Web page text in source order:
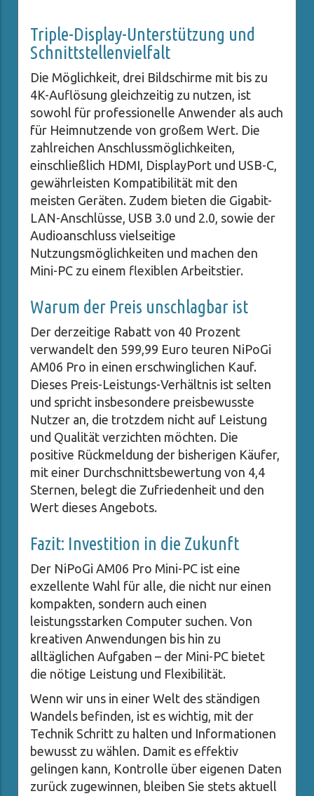
Triple-Display-Unterstützung und
Schnittstellenvielfalt
Die Möglichkeit, drei Bildschirme mit bis zu
4K-Auflösung gleichzeitig zu nutzen, ist
sowohl für professionelle Anwender als auch
für Heimnutzende von großem Wert. Die
zahlreichen Anschlussmöglichkeiten,
einschließlich HDMI, DisplayPort und USB-C,
gewährleisten Kompatibilität mit den
meisten Geräten. Zudem bieten die Gigabit-
LAN-Anschlüsse, USB 3.0 und 2.0, sowie der
Audioanschluss vielseitige
Nutzungsmöglichkeiten und machen den
Mini-PC zu einem flexiblen Arbeitstier.
Warum der Preis unschlagbar ist
Der derzeitige Rabatt von 40 Prozent
verwandelt den 599,99 Euro teuren NiPoGi
AM06 Pro in einen erschwinglichen Kauf.
Dieses Preis-Leistungs-Verhältnis ist selten
und spricht insbesondere preisbewusste
Nutzer an, die trotzdem nicht auf Leistung
und Qualität verzichten möchten. Die
positive Rückmeldung der bisherigen Käufer,
mit einer Durchschnittsbewertung von 4,4
Sternen, belegt die Zufriedenheit und den
Wert dieses Angebots.
Fazit: Investition in die Zukunft
Der NiPoGi AM06 Pro Mini-PC ist eine
exzellente Wahl für alle, die nicht nur einen
kompakten, sondern auch einen
leistungsstarken Computer suchen. Von
kreativen Anwendungen bis hin zu
alltäglichen Aufgaben – der Mini-PC bietet
die nötige Leistung und Flexibilität.
Wenn wir uns in einer Welt des ständigen
Wandels befinden, ist es wichtig, mit der
Technik Schritt zu halten und Informationen
bewusst zu wählen. Damit es effektiv
gelingen kann, Kontrolle über eigenen Daten
zurück zugewinnen, bleiben Sie stets aktuell